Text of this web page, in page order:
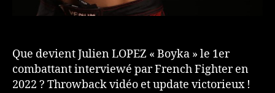
Que devient Julien LOPEZ « Boyka » le 1er
combattant interviewé par French Fighter en
2022 ? Throwback vidéo et update victorieux !